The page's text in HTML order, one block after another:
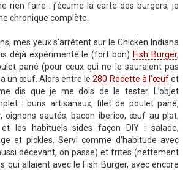
rien faire : j’écume la carte des burgers, je
chronique complète.
mes yeux s’arrêtent sur le Chicken Indiana
déjà expérimenté le (fort bon) Fish Burger,
pané (pour ceux qui ne le sauraient pas
a un œuf. Alors entre le280 Recette à l’œufet
dis que je me dois de le tester. L’objet
: buns artisanaux, filet de poulet pané,
oignons sautés, bacon iberico, œuf au plat,
les habituels sides façon DIY : salade,
et pickles. Servi comme d’habitude avec
décevant, on passe) et frites (nettement
qui allaient avec le Fish Burger, avec encore